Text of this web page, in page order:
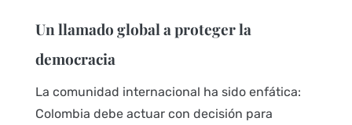
Un llamado global a proteger la
democracia
La comunidad internacional ha sido enfática:
Colombia debe actuar con decisión para